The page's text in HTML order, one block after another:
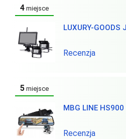
4 miejsce
LUXURY-GOODS
Recenzja
5 miejsce
MBG LINE HS900
Recenzja